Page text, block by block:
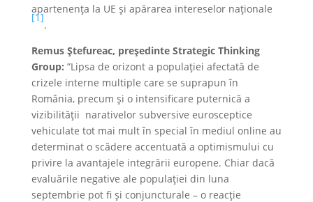
apartenența la UE și apărarea intereselor naționale
[1]
.
Remus Ștefureac, președinte Strategic Thinking
Group: ”Lipsa de orizont a populației afectată de
crizele interne multiple care se suprapun în
România, precum și o intensificare puternică a
vizibilității narativelor subversive eurosceptice
vehiculate tot mai mult în special în mediul online au
determinat o scădere accentuată a optimismului cu
privire la avantajele integrării europene. Chiar dacă
evaluările negative ale populației din luna
septembrie pot fi și conjuncturale – o reacție